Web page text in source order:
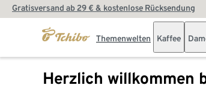
Gratisversand ab 29 € & kostenlose Rücksendung
Themenwelten Kaffee
Herzlich willkommen